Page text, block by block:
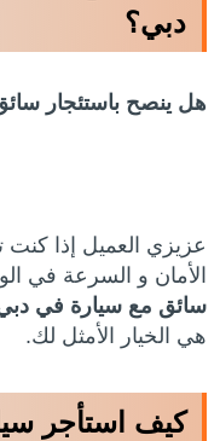
دبي؟
هل ينصح باستئجار
عزيزي العميل إذا كنت
الأمان و السرعة في
سائق مع سيارة في
هي الخيار الأمثل لك.
كيف استأجر